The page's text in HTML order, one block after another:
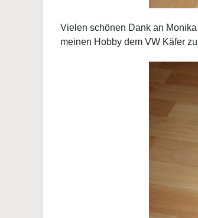
Vielen schönen Dank an
meinen Hobby dem VW Käfer